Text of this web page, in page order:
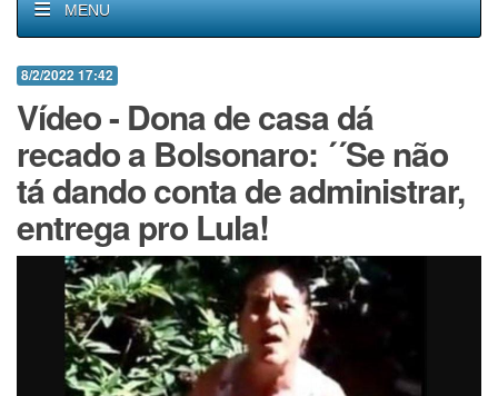
MENU
8/2/2022 17:42
Vídeo - Dona de casa dá
recado a Bolsonaro: ´´Se não
tá dando conta de administrar,
entrega pro Lula!